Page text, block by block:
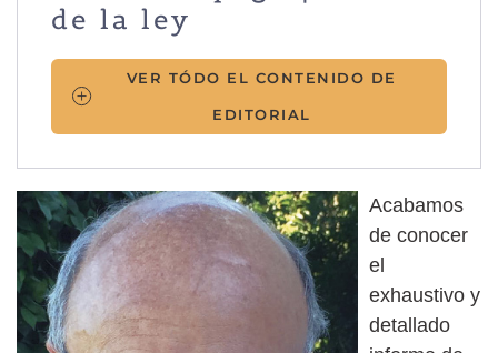
de la ley
VER TÓDO EL CONTENIDO DE
EDITORIAL
Acabamos
de conocer
el
exhaustivo y
detallado